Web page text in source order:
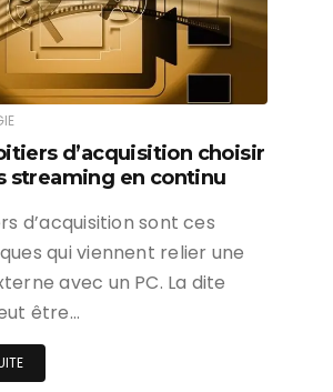
d’acquisition choisir
streaming en continu
d’acquisition sont ces
qui viennent relier une
avec un PC. La dite
être…